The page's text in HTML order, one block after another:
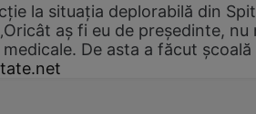
la situația deplorabilă din
aș fi eu de președinte, nu
De asta a făcut școală